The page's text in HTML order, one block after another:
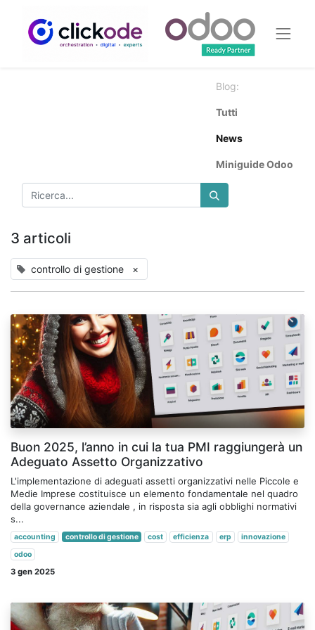
Blog:
Tutti
News
Miniguide Odoo
3 articoli
controllo di gestione ×
Buon 2025, l’anno in cui la tua PMI raggiungerà un
Adeguato Assetto Organizzativo
L'implementazione di adeguati assetti organizzativi nelle Piccole e
Medie Imprese costituisce un elemento fondamentale nel quadro
della governance aziendale , in risposta sia agli obblighi normativi
s...
accounting controllo di gestione cost efficienza erp
innovazione
odoo
3 gen 2025